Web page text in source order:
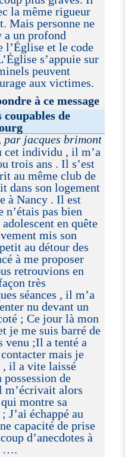
la même rigueur
Mais personne ne
a un profond
l’Église et le code
s’appuie sur
peuvent
aux victimes.
à ce message
coupables de
jacques brimont
cet individu , il m’a
trois ans . Il s’est
au même club de
dans son logement
à Nancy . Il est
pas bien
en quête
mis son
au détour des
à me proposer
retrouvions en
très
séances , il m’a
nu devant un
; Ce jour là mon
je me suis barré de
venu ;Il a tenté a
mais je
, il a vite laissé
possession de
m’écrivait alors
montre sa
J’ai échappé au
capacité de prise
d’anecdotes à
….